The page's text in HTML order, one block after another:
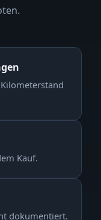
Kauf.
dokumentiert.